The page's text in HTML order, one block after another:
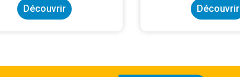
Découvrir Découvrir